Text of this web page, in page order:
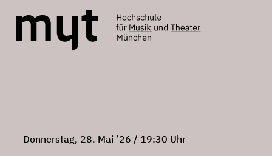
Donnerstag, 28. Mai ’26 / 19:30 Uhr